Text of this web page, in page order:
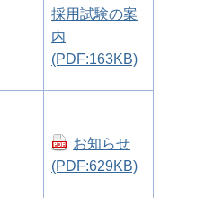
採用試験の案
内
(PDF:163KB)
お知らせ
(PDF:629KB)